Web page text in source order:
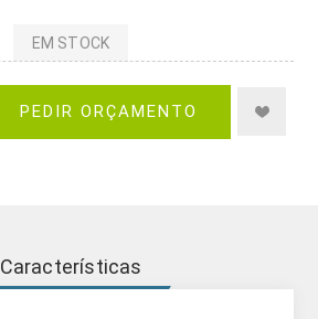
EM STOCK
PEDIR ORÇAMENTO
Características